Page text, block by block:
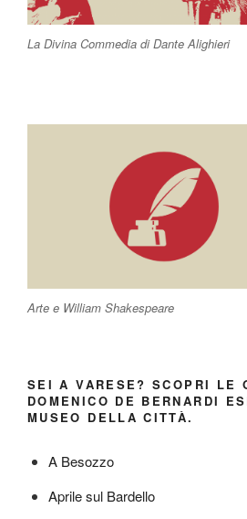
La Divina Commedia di Dante Alighieri
Arte e William Shakespeare
SEI A VARESE? SCOPRI LE
DOMENICO DE BERNARDI
MUSEO DELLA CITTÀ.
A Besozzo
Aprile sul Bardello